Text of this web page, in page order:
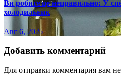
Ви робите це неправильно: У
холодильник
Авг 6, 2026
Добавить комментарий
Для отправки комментария вам